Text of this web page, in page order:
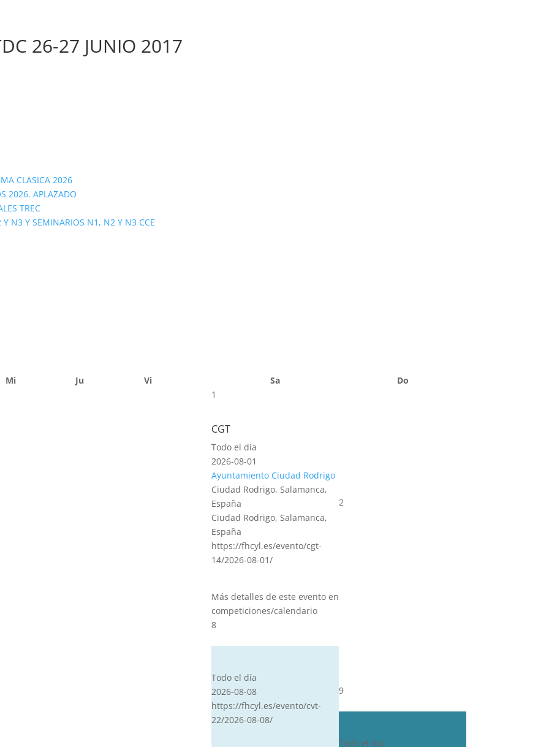
26-27 JUNIO 2017
CLASICA 2026
2026. APLAZADO
TREC
N3 Y SEMINARIOS N1, N2 Y N3 CCE
Mi Ju Vi Sa
Do
1
CGT
Todo el día
2026-08-01
Ayuntamiento Ciudad Rodrigo
Ciudad Rodrigo, Salamanca,
España
Ciudad Rodrigo, Salamanca,
España
https://fhcyl.es/evento/cgt-
14/2026-08-01/
Más detalles de este evento en
competiciones/calendario
2
8
Todo el día
2026-08-08
https://fhcyl.es/evento/cvt-
22/2026-08-08/
9
Todo el día